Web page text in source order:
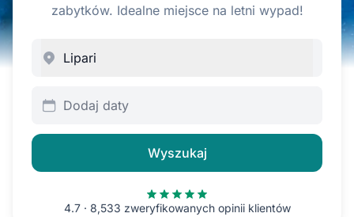
zabytków. Idealne miejsce na letni wypad!
Dodaj daty
Wyszukaj
4.7 · 8,533 zweryfikowanych opinii klientów